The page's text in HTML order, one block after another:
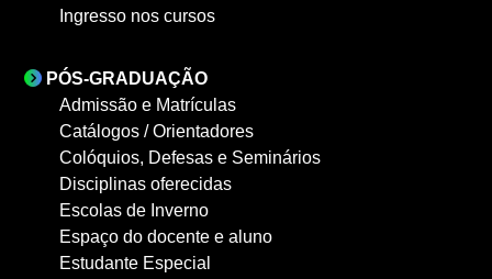
Ingresso nos cursos
PÓS-GRADUAÇÃO
Admissão e Matrículas
Catálogos / Orientadores
Colóquios, Defesas e Seminários
Disciplinas oferecidas
Escolas de Inverno
Espaço do docente e aluno
Estudante Especial